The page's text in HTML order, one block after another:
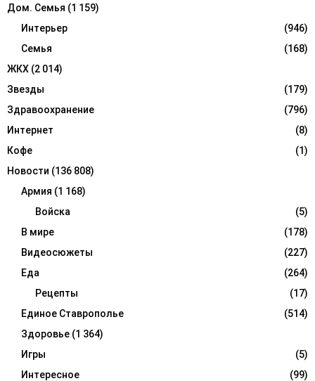
Дом. Семья (1 159)
Интерьер
(946)
Семья
(168)
ЖКХ (2 014)
Звезды
(179)
Здравоохранение
(796)
Интернет
(8)
Кофе
(1)
Новости (136 808)
Армия (1 168)
Войска
(5)
В мире
(178)
Видеосюжеты
(227)
Еда
(264)
Рецепты
(17)
Единое Ставрополье
(514)
Здоровье (1 364)
Игры
(5)
Интересное
(99)